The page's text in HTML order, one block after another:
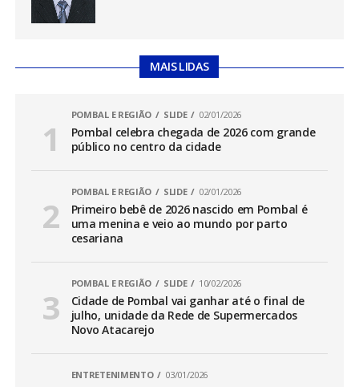
MAIS LIDAS
POMBAL E REGIÃO SLIDE 02/01/2026
Pombal celebra chegada de 2026 com grande
público no centro da cidade
POMBAL E REGIÃO SLIDE 02/01/2026
Primeiro bebê de 2026 nascido em Pombal é
uma menina e veio ao mundo por parto
cesariana
POMBAL E REGIÃO SLIDE 10/02/2026
Cidade de Pombal vai ganhar até o final de
julho, unidade da Rede de Supermercados
Novo Atacarejo
ENTRETENIMENTO 03/01/2026